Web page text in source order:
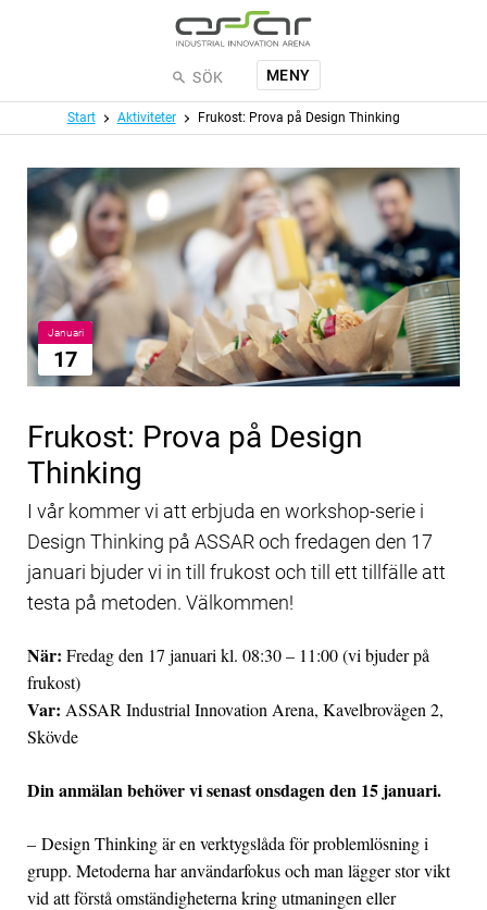
SÖK MENY
MenyStart Aktiviteter Frukost: Prova på Design Thinking
Januari
17
Frukost: Prova på Design
Thinking
I vår kommer vi att erbjuda en workshop-serie i
Design Thinking på ASSAR och fredagen den 17
januari bjuder vi in till frukost och till ett tillfälle att
testa på metoden. Välkommen!
När: Fredag den 17 januari kl. 08:30 – 11:00 (vi bjuder på
frukost)
Var: ASSAR Industrial Innovation Arena, Kavelbrovägen 2,
Skövde
Din anmälan behöver vi senast onsdagen den 15 januari.
– Design Thinking är en verktygslåda för problemlösning i
grupp. Metoderna har användarfokus och man lägger stor vikt
vid att förstå omständigheterna kring utmaningen eller